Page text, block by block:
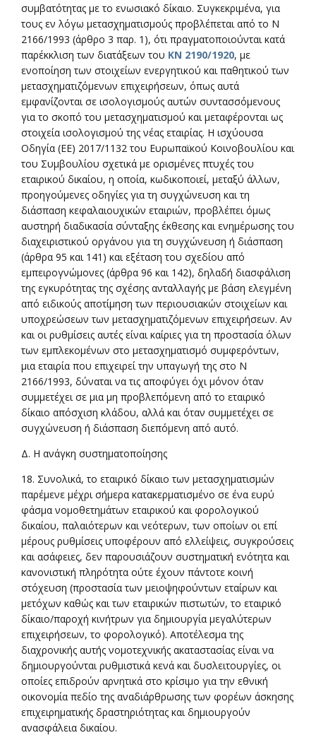
συμβατότητας με το ενωσιακό δίκαιο. Συγκεκριμένα, για
τους εν λόγω μετασχηματισμούς προβλέπεται από το N
2166/1993 (άρθρο 3 παρ. 1), ότι πραγματοποιούνται κατά
παρέκκλιση των διατάξεων του ΚΝ 2190/1920, με
ενοποίηση των στοιχείων ενεργητικού και παθητικού των
μετασχηματιζόμενων επιχειρήσεων, όπως αυτά
εμφανίζονται σε ισολογισμούς αυτών συντασσόμενους
για το σκοπό του μετασχηματισμού και μεταφέρονται ως
στοιχεία ισολογισμού της νέας εταιρίας. Η ισχύουσα
Οδηγία (ΕΕ) 2017/1132 του Ευρωπαϊκού Κοινοβουλίου και
του Συμβουλίου σχετικά με ορισμένες πτυχές του
εταιρικού δικαίου, η οποία, κωδικοποιεί, μεταξύ άλλων,
προηγούμενες οδηγίες για τη συγχώνευση και τη
διάσπαση κεφαλαιουχικών εταιριών, προβλέπει όμως
αυστηρή διαδικασία σύνταξης έκθεσης και ενημέρωσης του
διαχειριστικού οργάνου για τη συγχώνευση ή διάσπαση
(άρθρα 95 και 141) και εξέταση του σχεδίου από
εμπειρογνώμονες (άρθρα 96 και 142), δηλαδή διασφάλιση
της εγκυρότητας της σχέσης ανταλλαγής με βάση ελεγμένη
από ειδικούς αποτίμηση των περιουσιακών στοιχείων και
υποχρεώσεων των μετασχηματιζόμενων επιχειρήσεων. Αν
και οι ρυθμίσεις αυτές είναι καίριες για τη προστασία όλων
των εμπλεκομένων στο μετασχηματισμό συμφερόντων,
μια εταιρία που επιχειρεί την υπαγωγή της στο N
2166/1993, δύναται να τις αποφύγει όχι μόνον όταν
συμμετέχει σε μια μη προβλεπόμενη από το εταιρικό
δίκαιο απόσχιση κλάδου, αλλά και όταν συμμετέχει σε
συγχώνευση ή διάσπαση διεπόμενη από αυτό.
Δ. Η ανάγκη συστηματοποίησης
18. Συνολικά, το εταιρικό δίκαιο των μετασχηματισμών
παρέμενε μέχρι σήμερα κατακερματισμένο σε ένα ευρύ
φάσμα νομοθετημάτων εταιρικού και φορολογικού
δικαίου, παλαιότερων και νεότερων, των οποίων οι επί
μέρους ρυθμίσεις υποφέρουν από ελλείψεις, συγκρούσεις
και ασάφειες, δεν παρουσιάζουν συστηματική ενότητα και
κανονιστική πληρότητα ούτε έχουν πάντοτε κοινή
στόχευση (προστασία των μειοψηφούντων εταίρων και
μετόχων καθώς και των εταιρικών πιστωτών, το εταιρικό
δίκαιο/παροχή κινήτρων για δημιουργία μεγαλύτερων
επιχειρήσεων, το φορολογικό). Αποτέλεσμα της
διαχρονικής αυτής νομοτεχνικής ακαταστασίας είναι να
δημιουργούνται ρυθμιστικά κενά και δυσλειτουργίες, οι
οποίες επιδρούν αρνητικά στο κρίσιμο για την εθνική
οικονομία πεδίο της αναδιάρθρωσης των φορέων άσκησης
επιχειρηματικής δραστηριότητας και δημιουργούν
ανασφάλεια δικαίου.